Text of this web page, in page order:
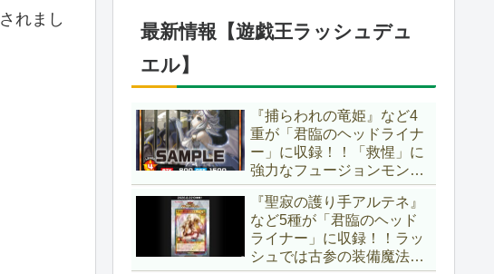
されまし
今回は前回以上に個性派揃
いとなりましたね～。【遊
最新情報【遊戯王ラッシュデュ
エル】
『捕らわれの竜姫』など4
重が「君臨のヘッドライナ
ー」に収録！！「救惺」に
強力なフュージョンモンス
ターとサポーターが登
場！！性能の高さはもちろ
ん、イラストから推察され
る背景ストーリーも興味深
い……。【遊戯王ラッシュ
『聖寂の護り手アルテネ』
など5種が「君臨のヘッド
ライナー」に収録！！ラッ
シュでは古参の装備魔法